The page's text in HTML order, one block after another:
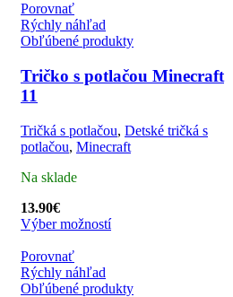
Porovnať
Rýchly náhľad
Obľúbené produkty
Tričko s potlačou Minecraft
11
Tričká s potlačou, Detské tričká s
potlačou, Minecraft
Na sklade
13.90€
Výber možností
Porovnať
Rýchly náhľad
Obľúbené produkty